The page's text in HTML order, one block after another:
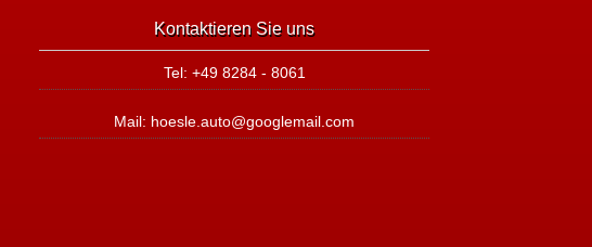
Kontaktieren Sie uns
Tel: +49 8284 - 8061
Mail: hoesle.auto@googlemail.com